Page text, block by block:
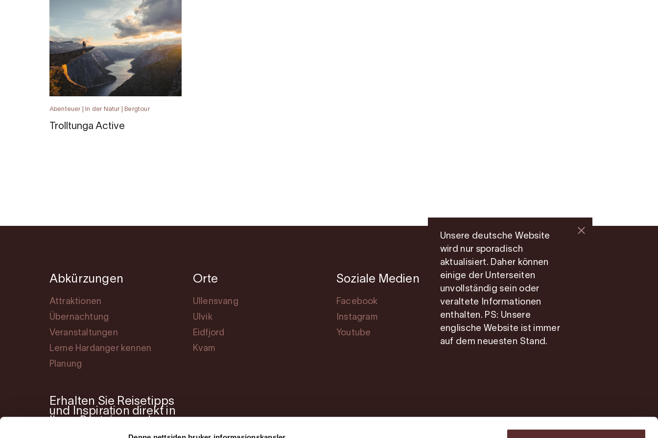
Abenteuer | In der Natur | Bergtour
Trolltunga Active
Unsere deutsche Website
wird nur sporadisch
aktualisiert. Daher können
einige der Unterseiten
unvollständig sein oder
veraltete Informationen
enthalten. PS: Unsere
englische Website ist immer
auf dem neuesten Stand.
Abkürzungen
Attraktionen
Übernachtung
Veranstaltungen
Lerne Hardanger kennen
Planung
Orte
Ullensvang
Ulvik
Eidfjord
Kvam
Soziale Medien
Facebook
Instagram
Youtube
Information
Mitgliedsseite
Photo Service
Über uns
Erhalten Sie Reisetipps
und Inspiration direkt in